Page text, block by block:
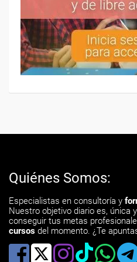
Quiénes Somos:
Especialistas en consultoría y
Nuestro objetivo diario es, única
conseguir tus metas
cursos del momento. ¿Te